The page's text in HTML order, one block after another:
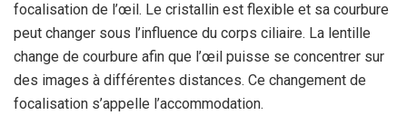
focalisation de l’œil. Le cristallin est flexible et sa courbure
peut changer sous l’influence du corps ciliaire. La lentille
change de courbure afin que l’œil puisse se concentrer sur
des images à différentes distances. Ce changement de
focalisation s’appelle l’accommodation.